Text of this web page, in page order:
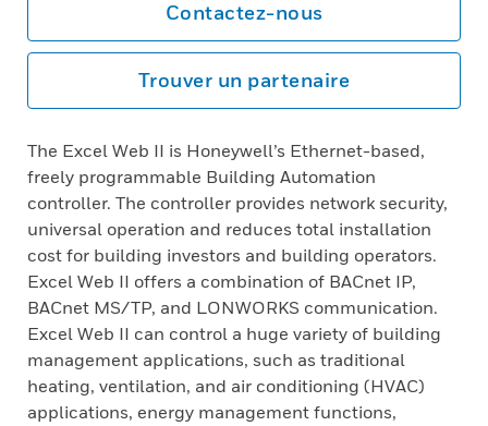
Contactez-nous
Trouver un partenaire
The Excel Web II is Honeywell’s Ethernet-based,
freely programmable Building Automation
controller. The controller provides network security,
universal operation and reduces total installation
cost for building investors and building operators.
Excel Web II offers a combination of BACnet IP,
BACnet MS/TP, and LONWORKS communication.
Excel Web II can control a huge variety of building
management applications, such as traditional
heating, ventilation, and air conditioning (HVAC)
applications, energy management functions,